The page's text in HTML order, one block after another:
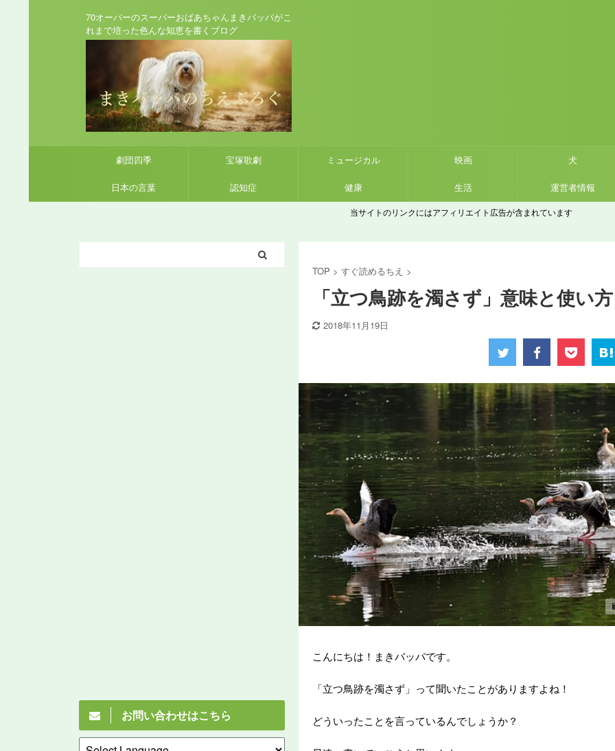
70オーバーのスーパーおばあちゃんまきバッパがこ
れまで培った色んな知恵を書くブログ
劇団四季 宝塚歌劇 ミュージカル 映画 犬
日本の言葉 認知症 健康 生活 運営者情報
当サイトのリンクにはアフィリエイト広告が含まれています
TOP > すぐ読めるちえ >
「立つ鳥跡を濁さず」意味と使い
2018年11月19日
こんにちは！まきバッパです。
「立つ鳥跡を濁さず」って聞いたことがありますよね！
どういったことを言っているんでしょうか？
お問い合わせはこちら